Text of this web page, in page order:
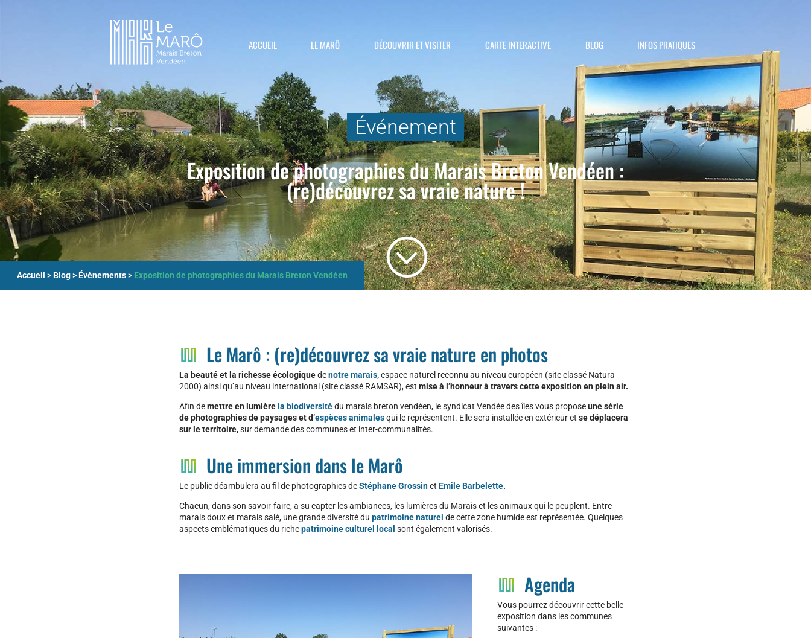
ACCUEIL LE MARÔ DÉCOUVRIR ET VISITER CARTE INTERACTIVE BLOG INFOS PRATIQUES
Événement
Exposition de photographies du Marais Breton Vendéen :
(re)découvrez sa vraie nature !
;
Accueil >Blog>Évènements> Exposition de photographies du Marais Breton Vendéen
Le Marô : (re)découvrez sa vraie nature en photos
La beauté et la richesse écologiquedenotre marais,espace naturel reconnu au niveau européen (site classé Natura
2000) ainsi qu’au niveau international (site classé RAMSAR), est mise à l’honneur à travers cette exposition en plein air.
Afin demettre en lumièrela biodiversitédu marais breton vendéen, le syndicat Vendée des îles vous proposeune série
de photographies de paysages et d’espèces animalesqui le représentent. Elle sera installée en extérieur et se déplacera
sur le territoire,sur demande des communes et inter-communalités.
Une immersion dans le Marô
Le public déambulera au fil de photographies deStéphane Grossinet Emile Barbelette.
Chacun, dans son savoir-faire, a su capter les ambiances, les lumières du Marais et les animaux qui le peuplent. Entre
marais doux et marais salé, une grande diversité du patrimoine naturel de cette zone humide est représentée. Quelques
aspects emblématiques du richepatrimoine culturel local sont également valorisés.
Agenda
Vous pourrez découvrir cette belle
exposition dans les communes
suivantes :